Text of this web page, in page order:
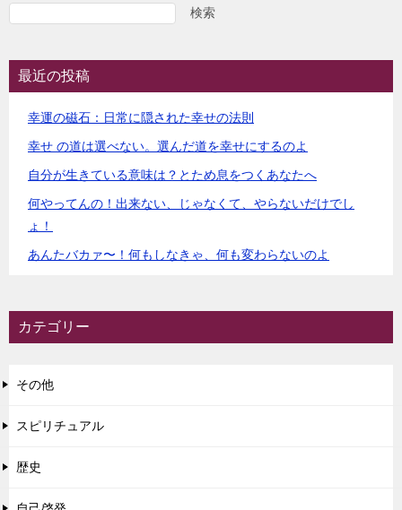
検索
最近の投稿
幸運の磁石：日常に隠された幸せの法則
幸せ の道は選べない。選んだ道を幸せにするのよ
自分が生きている意味は？とため息をつくあなたへ
何やってんの！出来ない、じゃなくて、やらないだけでし
ょ！
あんたバカァ〜！何もしなきゃ、何も変わらないのよ
カテゴリー
その他
スピリチュアル
歴史